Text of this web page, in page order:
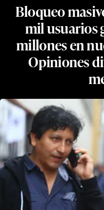
Bloqueo
mil usuarios
millones en
Opiniones